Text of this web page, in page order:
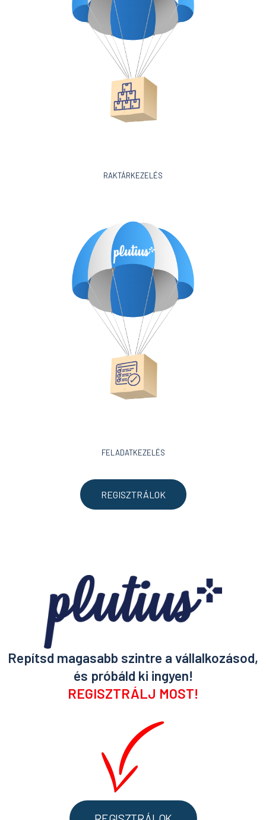
RAKTÁRKEZELÉS
FELADATKEZELÉS
REGISZTRÁLOK
Repítsd magasabb szintre a vállalkozásod,
és próbáld ki ingyen!
REGISZTRÁLJ MOST!